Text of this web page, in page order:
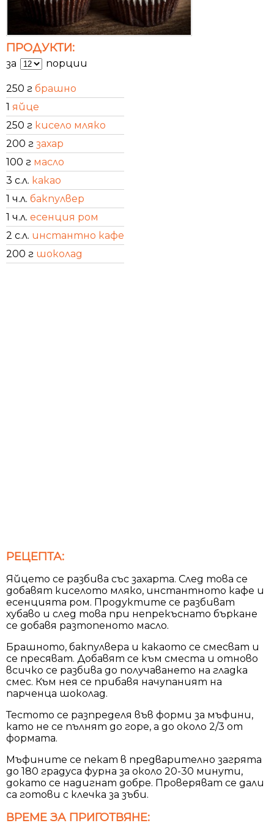
ПРОДУКТИ:
за порции
250 г брашно
1 яйце
250 г кисело мляко
200 г захар
100 г масло
3 с.л. какао
1 ч.л. бакпулвер
1 ч.л. есенция ром
2 с.л. инстантно кафе
200 г шоколад
РЕЦЕПТА:
Яйцето се разбива със захарта. След това се
добавят киселото мляко, инстантното кафе и
есенцията ром. Продуктите се разбиват
хубаво и след това при непрекъснато бъркане
се добавя разтопеното масло.
Брашното, бакпулвера и какаото се смесват и
се пресяват. Добавят се към сместа и отново
всичко се разбива до получаването на гладка
смес. Към нея се прибавя начупаният на
парченца шоколад.
Тестото се разпределя във форми за мъфини,
като не се пълнят до горе, а до около 2/3 от
формата.
Мъфините се пекат в предварително загрята
до 180 градуса фурна за около 20-30 минути,
докато се надигнат добре. Проверяват се дали
са готови с клечка за зъби.
ВРЕМЕ ЗА ПРИГОТВЯНЕ: